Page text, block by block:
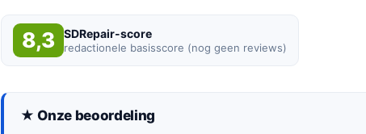
8,3 SDRepair-score
redactionele basisscore (nog geen reviews)
★ Onze beoordeling